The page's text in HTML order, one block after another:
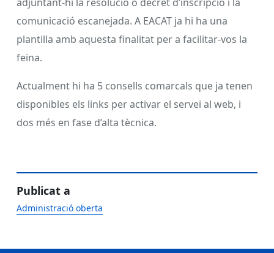
comunicació escanejada. A EACAT ja hi ha una
plantilla amb aquesta finalitat per a facilitar-vos la
feina.
Actualment hi ha 5 consells comarcals que ja tenen
disponibles els links per activar el servei al web, i
dos més en fase d’alta tècnica.
Publicat a
Administració oberta